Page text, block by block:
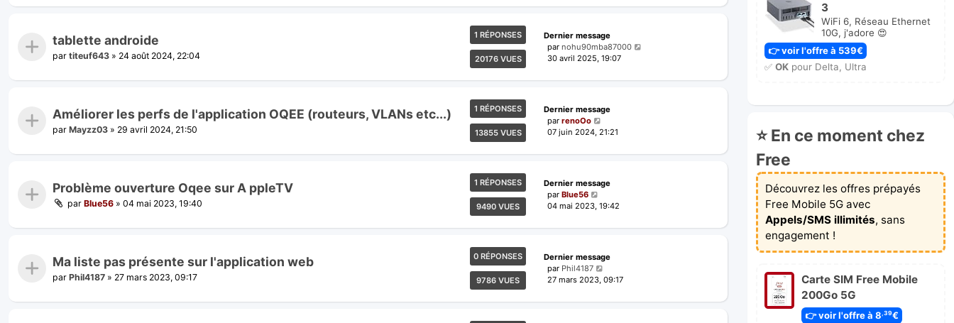
tablette androide
par titeuf643 » 24 août 2024, 22:04
1 RÉPONSES
20176 VUES
Dernier message
par nohu90mba87000
30 avril 2025, 19:07
Améliorer les perfs de l'application OQEE (routeurs, VLANs etc...)
par Mayzz03 » 29 avril 2024, 21:50
1 RÉPONSES
13855 VUES
Dernier message
par renoOo
07 juin 2024, 21:21
Problème ouverture Oqee sur A ppleTV
par Blue56 » 04 mai 2023, 19:40
1 RÉPONSES
9490 VUES
Dernier message
par Blue56
04 mai 2023, 19:42
Ma liste pas présente sur l'application web
par Phil4187 » 27 mars 2023, 09:17
0 RÉPONSES
9786 VUES
Dernier message
par Phil4187
27 mars 2023, 09:17
3
WiFi 6, Réseau Ethernet
10G, j'adore 😍
👉 voir l'offre à 539€
✅ OKpour Delta, Ultra
⭐ En ce moment chez
Free
Découvrez les offres prépayés
Free Mobile 5G avec
Appels/SMS illimités, sans
engagement !
Carte SIM Free Mobile
200Go 5G
👉 voir l'offre à 8,39€